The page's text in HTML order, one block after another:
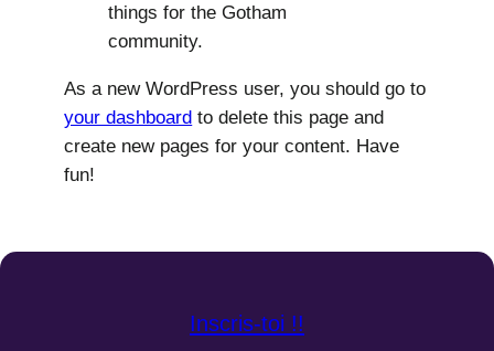
things for the Gotham
community.
As a new WordPress user, you should go to
your dashboard to delete this page and
create new pages for your content. Have
fun!
Inscris-toi !!